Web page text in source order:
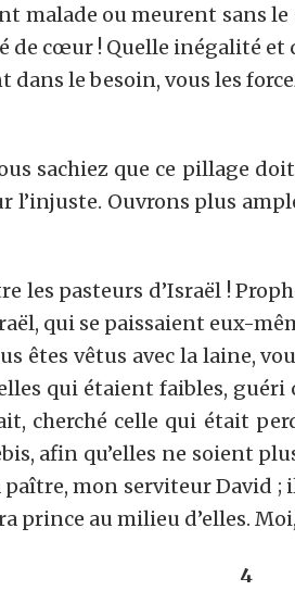
malade ou meurent sans
de cœur ! Quelle inégalité et
le besoin, vous les
sachiez que ce pillage
l’injuste. Ouvrons plus
les pasteurs d’Israël !
qui se paissaient eux-
êtes vêtus avec la laine,
qui étaient faibles,
cherché celle qui était
afin qu’elles ne soient
mon serviteur David ;
au milieu d’elles.
4